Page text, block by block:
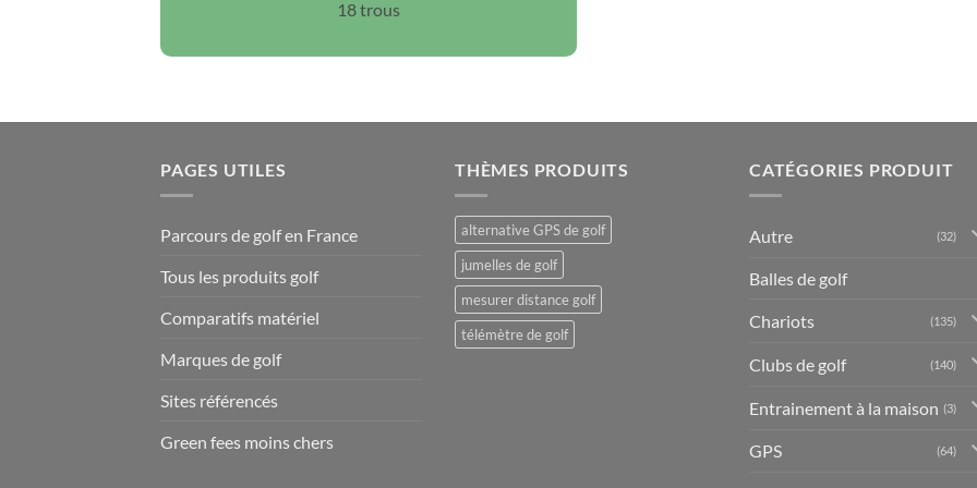
18 trous
PAGES UTILES
Parcours de golf en France
Tous les produits golf
Comparatifs matériel
Marques de golf
Sites référencés
Green fees moins chers
THÈMES PRODUITS
alternative GPS de golf
jumelles de golf
mesurer distance golf
télémètre de golf
CATÉGORIES PRODUIT
Autre (32)
Balles de golf
Chariots (135)
Clubs de golf (140)
Entrainement à la maison (3)
GPS (64)